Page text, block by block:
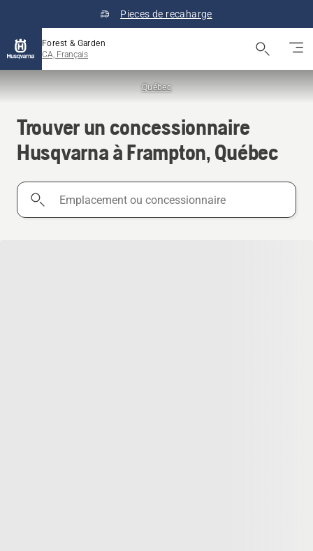
Pieces de recaharge
Forest & Garden
CA, Français
Québec
Trouver un concessionnaire
Husqvarna à Frampton, Québec
Emplacement